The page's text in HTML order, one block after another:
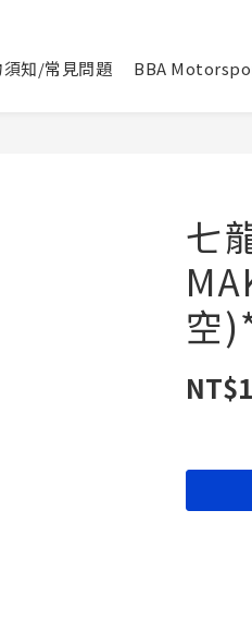
須知/常見問題 BBA
七
空